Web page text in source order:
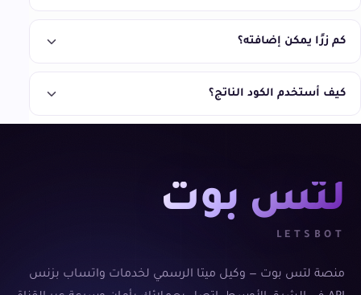
كم زرًا يمكن إضافته؟
كيف أستخدم الكود الناتج؟
لتس بوت
LETSBOT
منصة لتس بوت — وكيل ميتا الرسمي لخدمات واتساب بزنس